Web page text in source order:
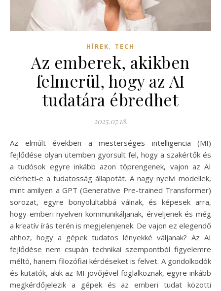
HÍREK, TECH
Az emberek, akikben
felmerül, hogy az AI
tudatára ébredhet
2025.07.18.
Az elmúlt években a mesterséges intelligencia (MI)
fejlődése olyan ütemben gyorsult fel, hogy a szakértők és
a tudósok egyre inkább azon töprengenek, vajon az AI
elérheti-e a tudatosság állapotát. A nagy nyelvi modellek,
mint amilyen a GPT (Generative Pre-trained Transformer)
sorozat, egyre bonyolultabbá válnak, és képesek arra,
hogy emberi nyelven kommunikáljanak, érveljenek és még
a kreatív írás terén is megjelenjenek. De vajon ez elegendő
ahhoz, hogy a gépek tudatos lényekké váljanak? Az AI
fejlődése nem csupán technikai szempontból figyelemre
méltó, hanem filozófiai kérdéseket is felvet. A gondolkodók
és kutatók, akik az MI jövőjével foglalkoznak, egyre inkább
megkérdőjelezik a gépek és az emberi tudat közötti